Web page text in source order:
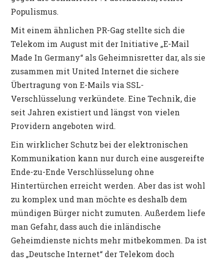
Populismus.
Mit einem ähnlichen PR-Gag stellte sich die
Telekom im August mit der Initiative „E-Mail
Made In Germany“ als Geheimnisretter dar, als sie
zusammen mit United Internet die sichere
Übertragung von E-Mails via SSL-
Verschlüsselung verkündete. Eine Technik, die
seit Jahren existiert und längst von vielen
Providern angeboten wird.
Ein wirklicher Schutz bei der elektronischen
Kommunikation kann nur durch eine ausgereifte
Ende-zu-Ende Verschlüsselung ohne
Hintertürchen erreicht werden. Aber das ist wohl
zu komplex und man möchte es deshalb dem
mündigen Bürger nicht zumuten. Außerdem liefe
man Gefahr, dass auch die inländische
Geheimdienste nichts mehr mitbekommen. Da ist
das „Deutsche Internet“ der Telekom doch